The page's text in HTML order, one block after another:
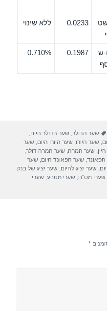
שט
0.0233 ללא שינוי
ש
0.1987
0.710%
תגיות
שער הדולר,שער הדולר היום,
,שער היורו,שער היורו היום,שער
,שער המרה,שער המרה דולר,
,שער הפאונד היום,שער
,שער יציג להיום,שער יציג של בנק
שערי מט"ח,שערי מטבע,שערי
*